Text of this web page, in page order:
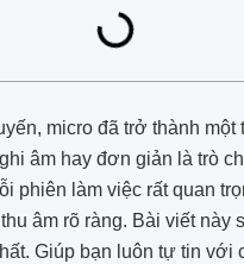
micro đã trở thành
âm hay đơn giản là trò
phiên làm việc rất quan
âm rõ ràng. Bài viết này
Giúp bạn luôn tự tin với